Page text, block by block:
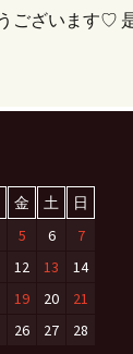
ございます♡
金 土
日
5 6
7
12 13
14
19 20
21
26 27
28